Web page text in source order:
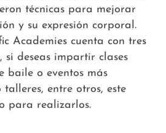
técnicas para mejorar
y su expresión corporal.
Academies cuenta con tres
si deseas impartir clases
baile o eventos más
entre otros, este
para realizarlos.